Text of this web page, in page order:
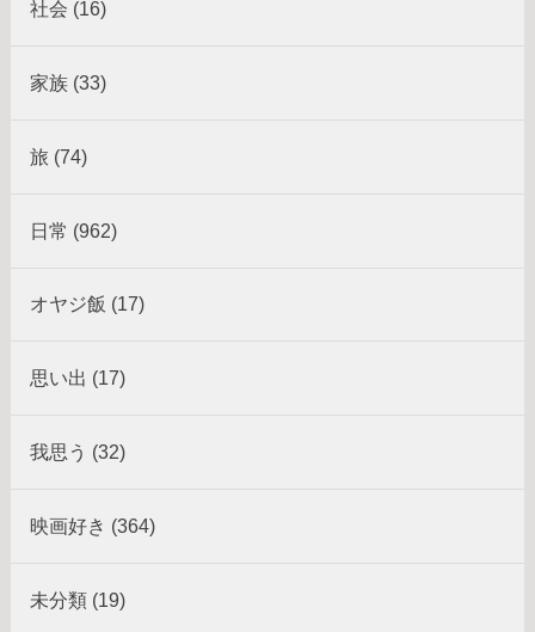
社会 (16)
家族 (33)
旅 (74)
日常 (962)
オヤジ飯 (17)
思い出 (17)
我思う (32)
映画好き (364)
未分類 (19)